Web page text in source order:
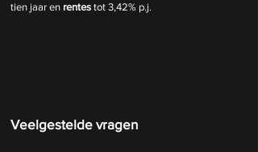
tien jaar en rentes tot 3,42% p.j.
Veelgestelde vragen